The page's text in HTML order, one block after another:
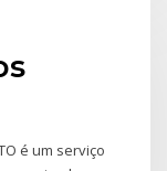
é um serviço